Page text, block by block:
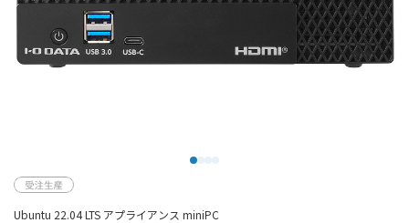
Ubuntu 22.04 LTS アプライアンス miniPC